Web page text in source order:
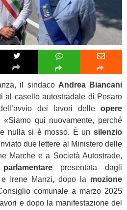
il sindaco Andrea Biancani
al casello autostradale di Pesaro
dei lavori delle opere
«Siamo qui nuovamente, perché
nulla si è mosso. È un silenzio
due lettere al Ministero delle
Marche e a Società Autostrade,
presentata dagli
Irene Manzi, dopo la mozione
comunale a marzo 2025
e dopo la manifestazione del